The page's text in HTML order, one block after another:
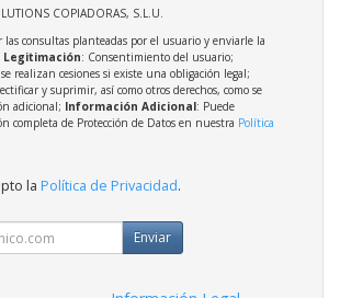
COPIADORAS, S.L.U.
las consultas planteadas por el usuario y enviarle la
Legitimación: Consentimiento del usuario;
realizan cesiones si existe una obligación legal;
y suprimir, así como otros derechos, como se
adicional; Información Adicional: Puede
completa de Protección de Datos en nuestra Política
la Política de Privacidad.
Enviar